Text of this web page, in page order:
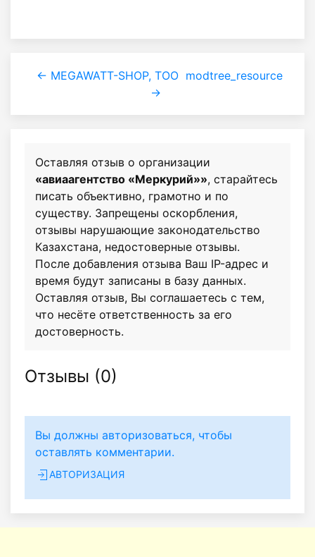
← MEGAWATT-SHOP, ТОО modtree_resource
→
Оставляя отзыв о организации
«авиаагентство «Меркурий»», старайтесь
писать объективно, грамотно и по
существу. Запрещены оскорбления,
отзывы нарушающие законодательство
Казахстана, недостоверные отзывы.
После добавления отзыва Ваш IP-адрес и
время будут записаны в базу данных.
Оставляя отзыв, Вы соглашаетесь с тем,
что несёте ответственность за его
достоверность.
Отзывы (0)
Вы должны авторизоваться, чтобы
оставлять комментарии.
АВТОРИЗАЦИЯ